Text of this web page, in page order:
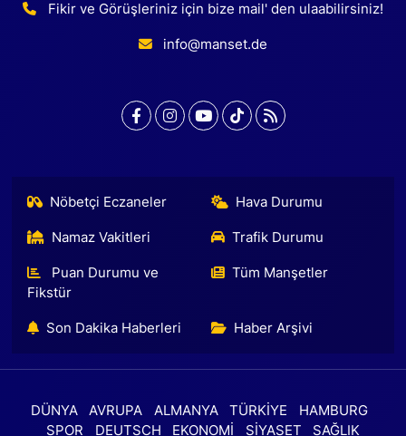
Fikir ve Görüşleriniz için bize mail' den ulaabilirsiniz!
info@manset.de
Nöbetçi Eczaneler Hava Durumu
Namaz Vakitleri Trafik Durumu
Puan Durumu ve
Fikstür
Tüm Manşetler
Son Dakika Haberleri Haber Arşivi
DÜNYA AVRUPA ALMANYA TÜRKİYE
HAMBURG
SPOR
DEUTSCH EKONOMİ SİYASET SAĞLIK